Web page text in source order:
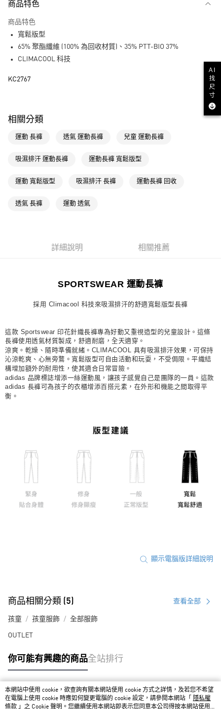
LINE Pay
每筆NT$80，滿NT$1,500(含以上)免運費
付款後全家取貨
每筆NT$80，滿NT$1,500(含以上)免運費
付款後萊爾富取貨
每筆NT$80，滿NT$1,500(含以上)免運費
每筆NT$80，滿NT$1,500(含以上)免運費
每筆NT$80，滿NT$1,500(含以上)免運費
付款後門市自取
每筆NT$80，滿NT$1,500(含以上)免運費
商品特色
商品特色
寬鬆版型
65% 聚酯纖維 (100% 為回收材質)、35% PTT-BIO 37%
CLIMACOOL 科技
KC2767
相關分類
運動 長褲 透氣 運動長褲 兒童 運動長褲
吸濕排汗 運動長褲 運動長褲 寬鬆版型
運動 寬鬆版型 吸濕排汗 長褲 運動長褲 回收
透氣 長褲 運動 透氣
詳細說明 相關推薦
SPORTSWEAR 運動長褲
採用 Climacool 科技來吸濕排汗的舒適寬鬆版型長褲
這款 Sportswear 印花針織長褲專為好動又重視造型的兒童設計。這條
長褲使用透氣材質製成，舒適耐磨，全天適穿。
涼爽。乾燥、隨時準備就緒。CLIMACOOL 具有吸濕排汗效果，可保持
沁涼乾爽、心無旁鶩。寬鬆版型可自由活動和玩耍，不受侷限。平織結
構增加額外的耐用性，使其適合日常冒險。
adidas 品牌標誌增添一絲運動風，讓孩子感覺自己是團隊的一員。這款
adidas 長褲可為孩子的衣櫃增添百搭元素，在外形和機能之間取得平
衡。
顯示電腦版詳細說明
商品相關分類 (5) 查看全部
孩童 孩童服飾 全部服飾
OUTLET
你可能有興趣的商品全站排行
熱門標籤
本網站中使用 cookie，欲查詢有關本網站使用 cookie 方式之詳情，及若您不希望
在電腦上使用 cookie 時應如何變更電腦的 cookie 設定，請參閱本網站「
隱私權
條款 」之 Cookie 聲明。您繼續使用本網站即表示您同意本公司得按本網站使用條
AI
找
尺
寸